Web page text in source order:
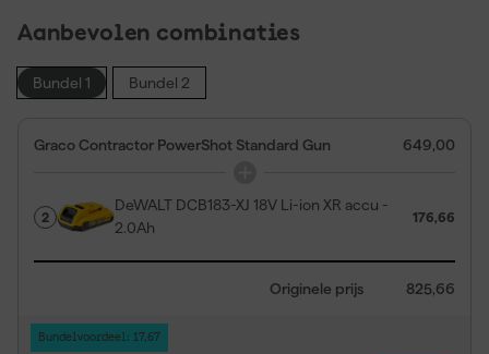
Aanbevolen combinaties
Bundel 1 Bundel 2
Graco Contractor PowerShot Standard Gun 649,00
2
DeWALT DCB183-XJ 18V Li-ion XR accu -
2.0Ah
176,66
Originele prijs 825,66
Bundelvoordeel: 17,67